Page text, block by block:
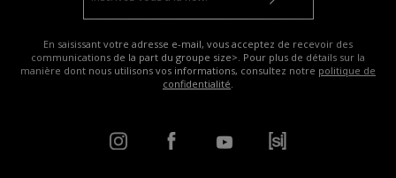
En saisissant votre adresse e-mail, vous acceptez de recevoir des
communications de la part du groupe size>. Pour plus de détails sur la
manière dont nous utilisons vos informations, consultez notre politique de
confidentialité